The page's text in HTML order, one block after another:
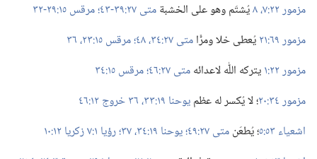
مزمور ٢٢:‏​٧،‏ ٨
يُشتَم وهو على الخشبةمتى ٢٧:‏٣٩-‏٤٣؛‏
مرقس ١٥:‏٢٩-‏٣٢
مزمور ٦٩:‏٢١
يُعطى خلا ومرًّامتى ٢٧:‏​٣٤،‏ مرقس ١٥:‏​٢٣،‏
مزمور ٢٢:‏١
يتركه اللّٰه لاعدائهمتى ٢٧:‏٤٦؛‏
مرقس ١٥:‏٣٤
مزمور ٣٤:‏٢٠
‏؛‏ لا يُكسر له عظميوحنا ١٩:‏٣٣،‏
خروج ١٢:‏٤٦
اشعياء ٥٣:‏٥
‏؛‏ يُطعَنمتى ٢٧:‏٤٩؛‏ يوحنا ١٩:‏٣٤،‏ رؤيا ١:‏٧
زكريا ١٢:‏١٠